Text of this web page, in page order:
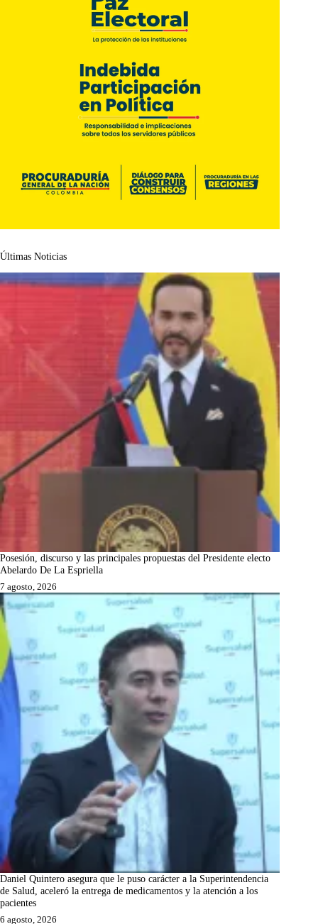
Últimas Noticias
Posesión, discurso y las principales propuestas del Presidente electo
Abelardo De La Espriella
7 agosto, 2026
Daniel Quintero asegura que le puso carácter a la Superintendencia
de Salud, aceleró la entrega de medicamentos y la atención a los
pacientes
6 agosto, 2026